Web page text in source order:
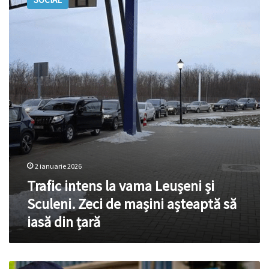
la
Zeci
de
mașini
așteaptă
să
iasă
din
țară
2 ianuarie 2026
Trafic intens la vama Leușeni și
Sculeni. Zeci de mașini așteaptă să
iasă din țară